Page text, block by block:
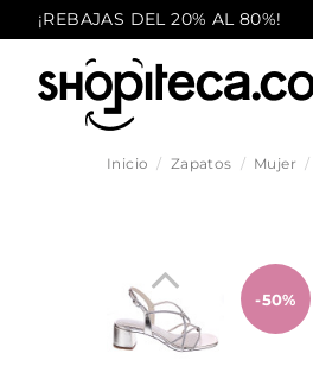
¡REBAJAS DEL 20% AL 80%!
Inicio Zapatos Mujer
-50%